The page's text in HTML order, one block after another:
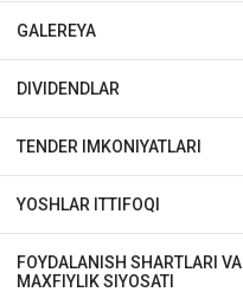
GALEREYA
DIVIDENDLAR
TENDER IMKONIYATLARI
YOSHLAR ITTIFOQI
FOYDALANISH SHARTLARI VA
MAXFIYLIK SIYOSATI